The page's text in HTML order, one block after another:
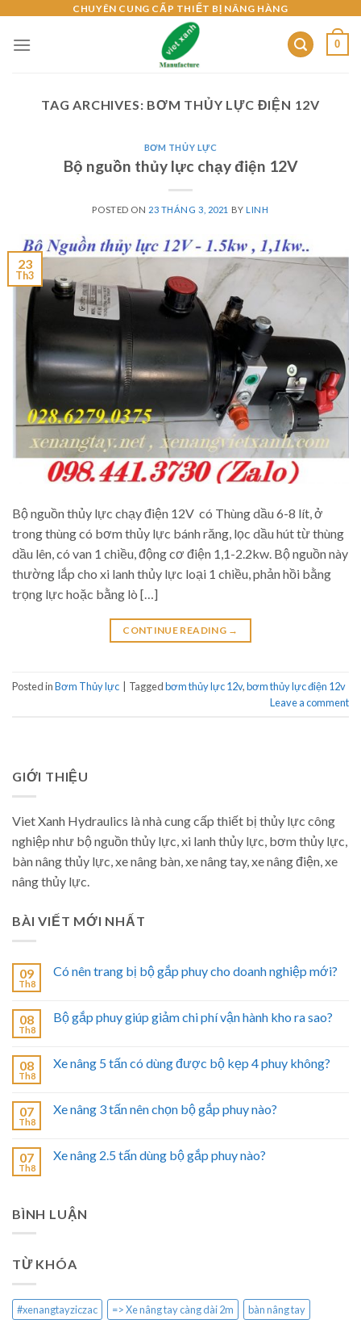
content
CHUYÊN CUNG CẤP THIẾT BỊ NÂNG HÀNG
0
TAG ARCHIVES: BƠM THỦY LỰC ĐIỆN 12V
BƠM THỦY LỰC
Bộ nguồn thủy lực chạy điện 12V
POSTED ON 23 THÁNG 3, 2021 BYLINH
23
Th3
Bộ nguồn thủy lực chạy điện 12V có Thùng dầu 6-8 lít, ở
trong thùng có bơm thủy lực bánh răng, lọc dầu hút từ thùng
dầu lên, có van 1 chiều, động cơ điện 1,1-2.2kw. Bộ nguồn này
thường lắp cho xi lanh thủy lực loại 1 chiều, phản hồi bằng
trọng lực hoặc bằng lò […]
CONTINUE READING →
Posted inBơm Thủy lực Taggedbơm thủy lực 12v,bơm thủy lực điện 12v
Leave a comment
GIỚI THIỆU
Viet Xanh Hydraulics là nhà cung cấp thiết bị thủy lực công
nghiệp như bộ nguồn thủy lực, xi lanh thủy lực, bơm thủy lực,
bàn nâng thủy lực, xe nâng bàn, xe nâng tay, xe nâng điện, xe
nâng thủy lực.
BÀI VIẾT MỚI NHẤT
09
Th8
Có nên trang bị bộ gắp phuy cho doanh nghiệp mới?
08
Th8
Bộ gắp phuy giúp giảm chi phí vận hành kho ra sao?
08
Th8
Xe nâng 5 tấn có dùng được bộ kẹp 4 phuy không?
07
Th8
Xe nâng 3 tấn nên chọn bộ gắp phuy nào?
07
Th8
Xe nâng 2.5 tấn dùng bộ gắp phuy nào?
BÌNH LUẬN
TỪ KHÓA
#xenangtayziczac => Xe nâng tay càng dài 2m
bàn nâng tay